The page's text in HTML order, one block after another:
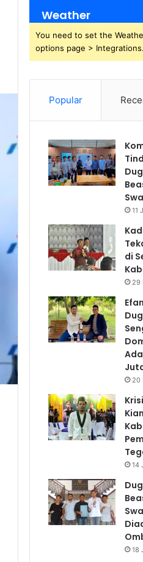
Weather
You need to set the
options page > Integrations.
Popular
11
di
29
20
14
18